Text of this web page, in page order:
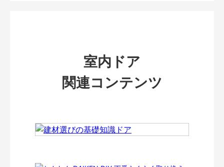
室内ドア
関連コンテンツ